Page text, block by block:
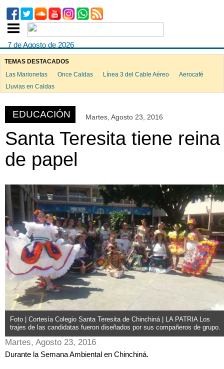
7 de Agosto de 2026
TEMAS DESTACADOS
Las Marionetas
Once Caldas Línea 3 del Cable Aéreo
Aerocafé
Lluvias en Caldas
EDUCACIÓN Martes, Agosto 23, 2016
Santa Teresita tiene reina
de papel
Foto | Cortesía Colegio Santa Teresita de Chinchiná | LA PATRIA Los
trajes de las candidatas fueron diseñados por sus compañeros de grupo.
Martes, Agosto 23, 2016
Durante la Semana Ambiental en Chinchiná.